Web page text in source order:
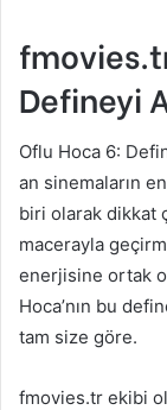
Defineyi
Oflu Hoca 6:
an sinemaların
biri olarak dikkat
macerayla
enerjisine ortak
Hoca’nın bu
tam size göre.
fmovies.tr ekibi